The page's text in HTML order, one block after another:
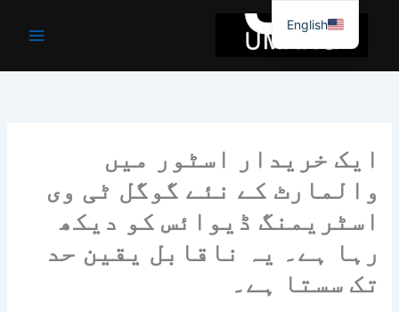
جائیں۔
ایک خریدار اسٹور میں
والمارٹ کے نئے گوگل ٹی وی
اسٹریمنگ ڈیوائس کو دیکھ
رہا ہے۔ یہ ناقابل یقین حد
تک سستا ہے۔
English